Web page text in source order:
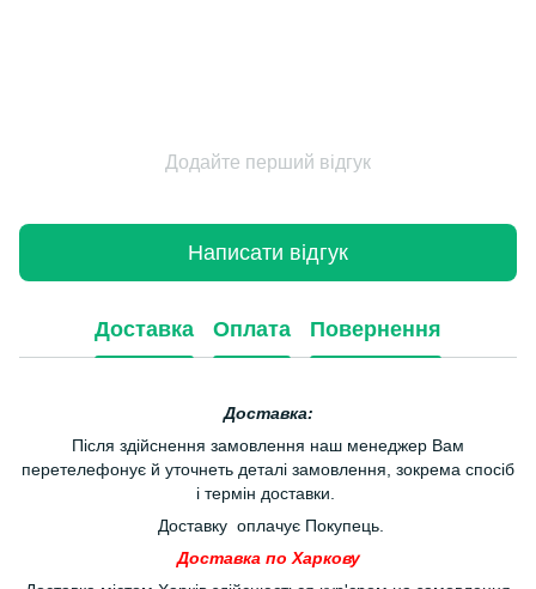
Додайте перший відгук
Написати відгук
Доставка Оплата Повернення
Доставка:
Після здійснення замовлення наш менеджер Вам
перетелефонує й уточнеть деталі замовлення, зокрема спосіб
і термін доставки.
Доставку оплачує Покупець.
Доставка по Харкову